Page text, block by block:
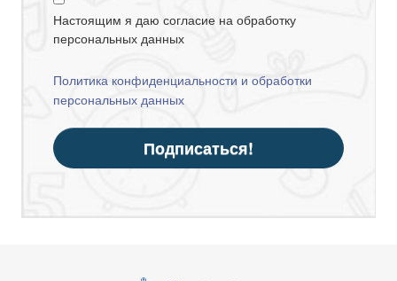
Настоящим я даю согласие на обработку
персональных данных
Политика конфиденциальности и обработки
персональных данных
Подписаться!